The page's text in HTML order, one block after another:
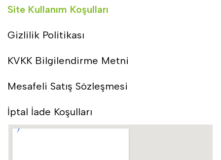
Site Kullanım Koşulları
Gizlilik Politikası
KVKK Bilgilendirme Metni
Mesafeli Satış Sözleşmesi
İptal İade Koşulları